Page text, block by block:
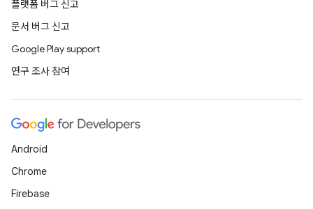
플랫폼 버그 신고
문서 버그 신고
Google Play support
연구 조사 참여
Android
Chrome
Firebase